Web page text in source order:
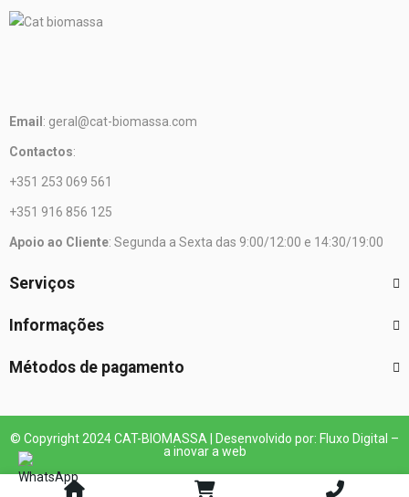
Email : geral@cat-biomassa.com
Contactos:
+351 253 069 561
+351 916 856 125
Apoio ao Cliente: Segunda a Sexta das 9:00/12:00 e 14:30/19:00
Serviços
Informações
Métodos de pagamento
© Copyright 2024 CAT-BIOMASSA | Desenvolvido por: Fluxo Digital –
a inovar a web